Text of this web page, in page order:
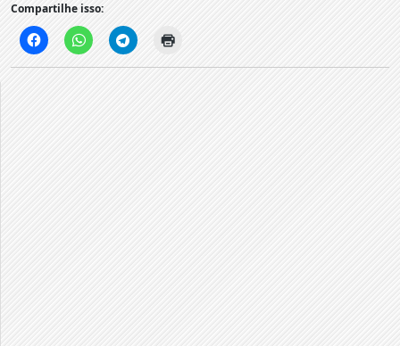
Compartilhe isso: